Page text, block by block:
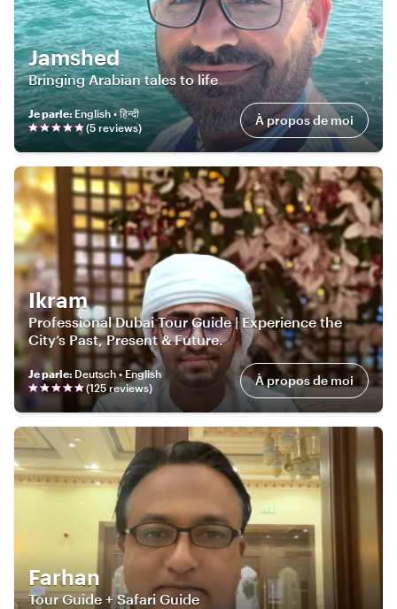
Jamshed
Bringing Arabian tales to life
Je parle: English • हिन्दी
(5 reviews) À propos de moi
Ikram
Professional Dubai Tour Guide | Experience the
City’s Past, Present & Future.
Je parle: Deutsch • English
(125reviews) À propos de moi
Farhan
Tour Guide + Safari Guide